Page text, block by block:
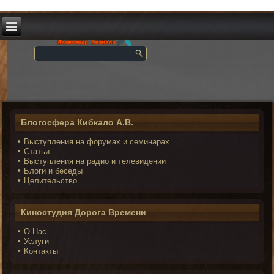
Блогосфера Кибкало А.В.
Выступления на форумах и семинарах
Статьи
Выступления на радио и телевидении
Блоги и беседы
Целительство
Киностудия Дорога Времени
О Нас
Услуги
Контакты